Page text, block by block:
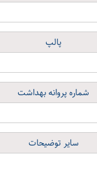
پالپ
شماره پروانه بهداشت
سایر توضیحات